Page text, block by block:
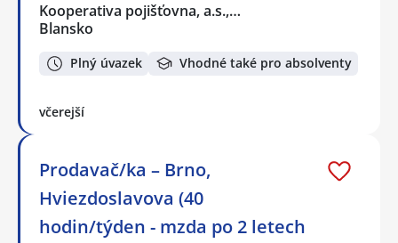
Kooperativa pojišťovna, a.s.,…
Blansko
Plný úvazek Vhodné také pro absolventy
včerejší
Prodavač/ka – Brno,
Hviezdoslavova (40
hodin/týden - mzda po 2 letech